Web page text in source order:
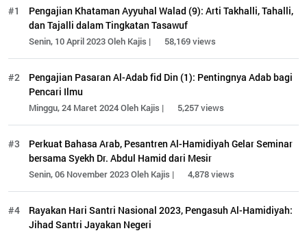
#1
Pengajian Khataman Ayyuhal Walad (9): Arti Takhalli, Tahalli,
dan Tajalli dalam Tingkatan Tasawuf
Senin, 10 April 2023 Oleh Kajis | 58,169 views
#2
Pengajian Pasaran Al-Adab fid Din (1): Pentingnya Adab bagi
Pencari Ilmu
Minggu, 24 Maret 2024 Oleh Kajis | 5,257 views
#3
Perkuat Bahasa Arab, Pesantren Al-Hamidiyah Gelar Seminar
bersama Syekh Dr. Abdul Hamid dari Mesir
Senin, 06 November 2023 Oleh Kajis | 4,878 views
#4
Rayakan Hari Santri Nasional 2023, Pengasuh Al-Hamidiyah:
Jihad Santri Jayakan Negeri